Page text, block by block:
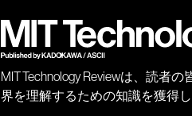
MIT Technology Reviewは、読者
界を理解するための知識を獲得